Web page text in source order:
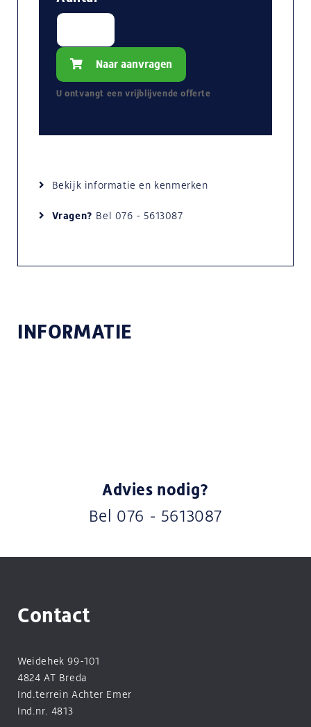
Naar aanvragen
U ontvangt een vrijblijvende offerte
Bekijk informatie en kenmerken
Vragen? Bel 076 - 5613087
INFORMATIE
Advies nodig?
Bel 076 - 5613087
Contact
Weidehek 99-101
4824 AT Breda
Ind.terrein Achter Emer
Ind.nr. 4813